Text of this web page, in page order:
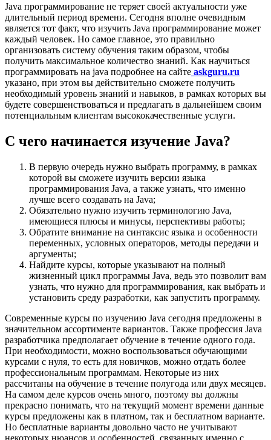
Java программирование не теряет своей актуальности уже
длительный период времени. Сегодня вполне очевидным
является тот факт, что изучить Java программирование может
каждый человек. Но самое главное, это правильно
организовать систему обучения таким образом, чтобы
получить максимальное количество знаний. Как научиться
программировать на java подробнее на сайте askguru.ru
указано, при этом вы действительно сможете получить
необходимый уровень знаний и навыков, в рамках которых вы
будете совершенствоваться и предлагать в дальнейшем своим
потенциальным клиентам высококачественные услуги.
С чего начинается изучение Java?
В первую очередь нужно выбрать программу, в рамках
которой вы сможете изучить версии языка
программирования Java, а также узнать, что именно
лучше всего создавать на Java;
Обязательно нужно изучить терминологию Java,
имеющиеся плюсы и минусы, перспективы работы;
Обратите внимание на синтаксис языка и особенности
переменных, условных операторов, методы передачи и
аргументы;
Найдите курсы, которые указывают на полный
жизненный цикл программы Java, ведь это позволит вам
узнать, что нужно для программирования, как выбрать и
установить среду разработки, как запустить программу.
Современные курсы по изучению Java сегодня предложены в
значительном ассортименте вариантов. Также профессия Java
разработчика предполагает обучение в течение одного года.
При необходимости, можно воспользоваться обучающими
курсами с нуля, то есть для новичков, можно отдать более
профессиональным программам. Некоторые из них
рассчитаны на обучение в течение полугода или двух месяцев.
На самом деле курсов очень много, поэтому вы должны
прекрасно понимать, что на текущий момент времени данные
курсы предложены как в платном, так и бесплатном варианте.
Но бесплатные варианты довольно часто не учитывают
некоторых нюансов и особенностей, связанных именно с